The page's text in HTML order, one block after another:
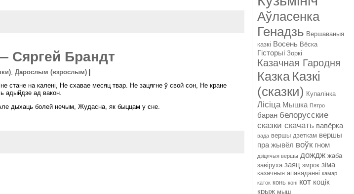
Брандт
, Дарослым (взрослым)|
стане на каленi, Не схавае месяц твар. Не зацягне ў свой сон, Не кране
адыйдзе ад вакон.
дыхаць болей нечым, Жудасна, як быццам у сне.
Аўласенка
Генадзь Вершаваныя
казкі Восень Вёска
Гісторыі Зоркі
Казачная Гародня
Казка Казкі
(сказки) Купалінка
Лісіца Мышка Пятро
баран белорусские
сказки скачать вавёрка
вада вершы дзеткам вершы
пра жывёл воўк гном
дзіцячыя вершы дождж жаба
завіруха заяц змрок зіма
казачныя апавяданні камар
каток конь коні кот коцік
крыж мыш